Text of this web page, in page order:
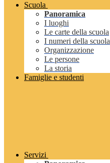
Scuola
Panoramica
I luoghi
Le carte della scuola
I numeri della scuola
Organizzazione
Le persone
La storia
Famiglie e studenti
Servizi